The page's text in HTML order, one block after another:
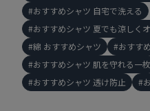
おすすめシャツ 自宅で洗える
おすすめシャツ 夏でも涼しく
綿 おすすめシャツ
おすす
おすすめシャツ 肌を守れる一枚
おすすめシャツ 透け防止